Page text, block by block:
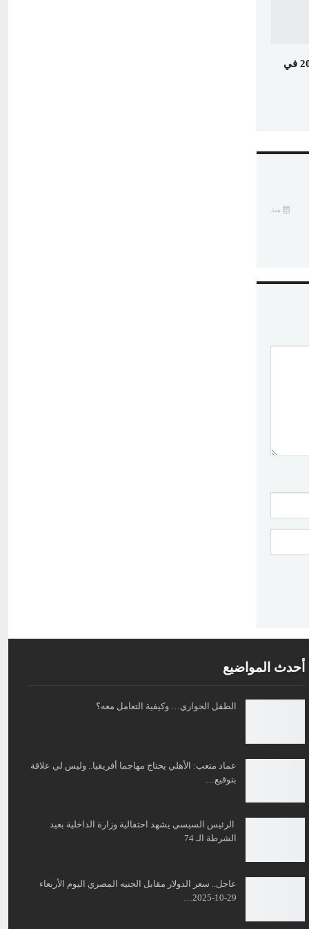
سعر الذهب اليوم الأربعاء 4 فبراير 2026 في
منذ
أحدث المواضيع
الطفل الحواري… وكيفية التعامل معه؟
عماد متعب: الأهلي يحتاج مهاجما أفريقيا.. وليس لي علاقة
بتوقيع…
الرئيس السيسي يشهد احتفالية وزارة الداخلية بعيد
الشرطة الـ 74
عاجل.. سعر الدولار مقابل الجنيه المصري اليوم الأربعاء
29-10-2025…